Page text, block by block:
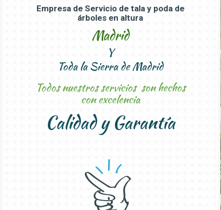
Empresa de Servicio de tala y poda de
árboles en altura
Madrid
Y
Toda la Sierra de Madrid
Todos nuestros servicios son hechos
con excelencia
Calidad y Garantía